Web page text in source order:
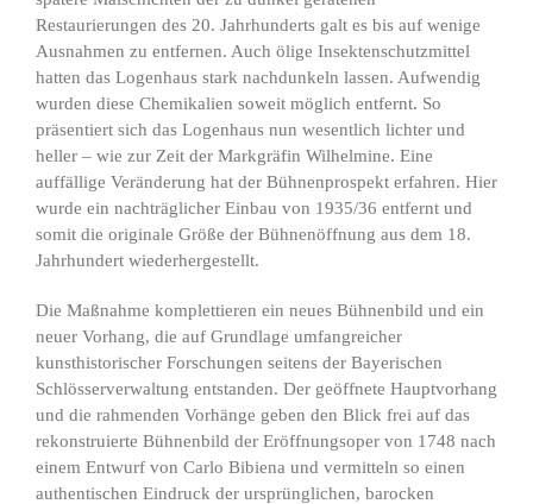
Restaurierungen des 20. Jahrhunderts galt es bis auf wenige
Ausnahmen zu entfernen. Auch ölige Insektenschutzmittel
hatten das Logenhaus stark nachdunkeln lassen. Aufwendig
wurden diese Chemikalien soweit möglich entfernt. So
präsentiert sich das Logenhaus nun wesentlich lichter und
heller – wie zur Zeit der Markgräfin Wilhelmine. Eine
auffällige Veränderung hat der Bühnenprospekt erfahren. Hier
wurde ein nachträglicher Einbau von 1935/36 entfernt und
somit die originale Größe der Bühnenöffnung aus dem 18.
Jahrhundert wiederhergestellt.
Die Maßnahme komplettieren ein neues Bühnenbild und ein
neuer Vorhang, die auf Grundlage umfangreicher
kunsthistorischer Forschungen seitens der Bayerischen
Schlösserverwaltung entstanden. Der geöffnete Hauptvorhang
und die rahmenden Vorhänge geben den Blick frei auf das
rekonstruierte Bühnenbild der Eröffnungsoper von 1748 nach
einem Entwurf von Carlo Bibiena und vermitteln so einen
authentischen Eindruck der ursprünglichen, barocken